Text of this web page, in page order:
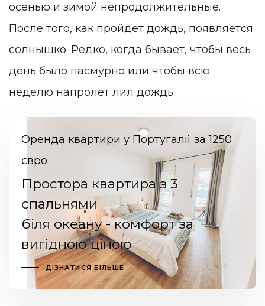
осенью и зимой непродолжительные.
После того, как пройдет дождь, появляется
солнышко. Редко, когда бывает, чтобы весь
день было пасмурно или чтобы всю
неделю напролет лил дождь.
Оренда квартири у Португалії за 1250
євро
Простора квартира з 3
спальнями
біля океану - комфорт за
вигідною ціною
ДІЗНАТИСЯ БІЛЬШЕ